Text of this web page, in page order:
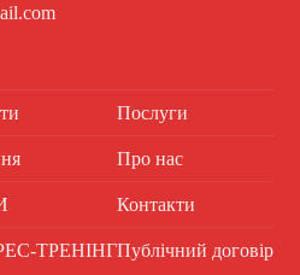
ТРЕНІНГ
Послуги
Про нас
Контакти
Публічний договір